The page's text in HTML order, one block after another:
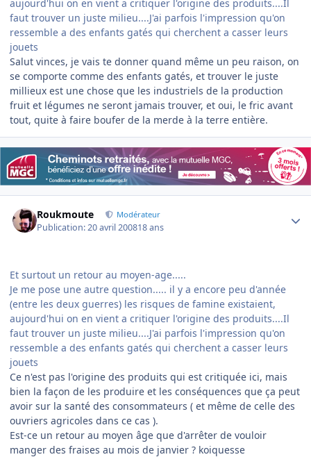
aujourd'hui on en vient a critiquer l'origine des produits....Il
faut trouver un juste milieu....J'ai parfois l'impression qu'on
ressemble a des enfants gatés qui cherchent a casser leurs
jouets
Salut vinces, je vais te donner quand même un peu raison, on
se comporte comme des enfants gatés, et trouver le juste
millieux est une chose que les industriels de la production
fruit et légumes ne seront jamais trouver, et oui, le fric avant
tout, quite à faire boufer de la merde à la terre entière.
Roukmoute Modérateur
Publication:20 avril 200818 ans
Et surtout un retour au moyen-age.....
Je me pose une autre question..... il y a encore peu d'année
(entre les deux guerres) les risques de famine existaient,
aujourd'hui on en vient a critiquer l'origine des produits....Il
faut trouver un juste milieu....J'ai parfois l'impression qu'on
ressemble a des enfants gatés qui cherchent a casser leurs
jouets
Ce n'est pas l'origine des produits qui est critiquée ici, mais
bien la façon de les produire et les conséquences que ça peut
avoir sur la santé des consommateurs ( et même de celle des
ouvriers agricoles dans ce cas ).
Est-ce un retour au moyen âge que d'arrêter de vouloir
manger des fraises au mois de janvier ? koiquesse